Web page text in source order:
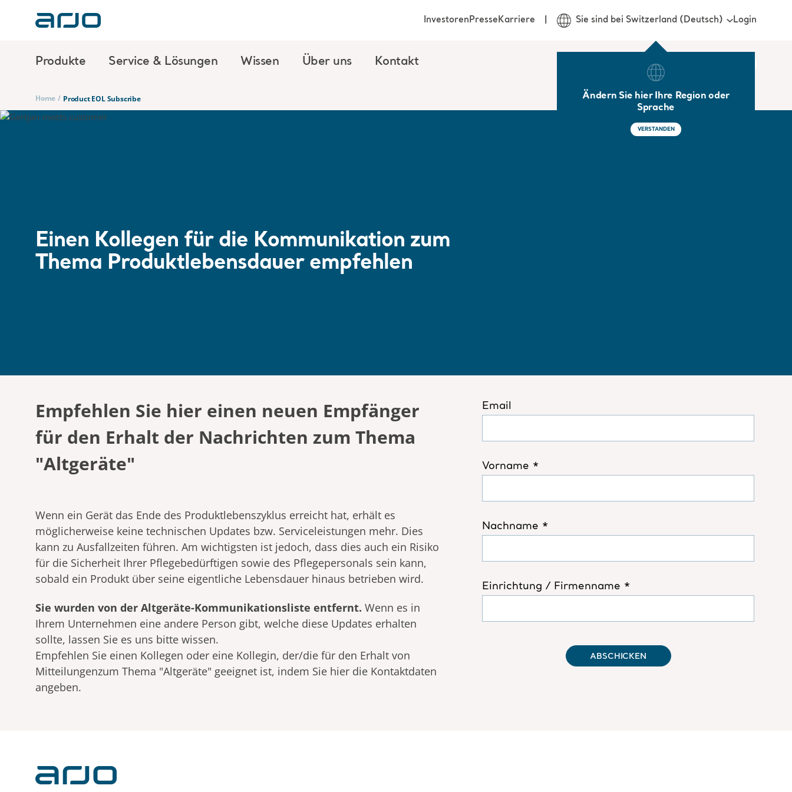
Produkte Service & Lösungen Wissen Über uns Kontakt
InvestorenPresseKarriere Sie sind bei Switzerland (Deutsch)
Ändern Sie hier Ihre Region oder
Sprache
VERSTANDEN
Login
Home / Product EOL Subscribe
Einen Kollegen für die Kommunikation zum
Thema Produktlebensdauer empfehlen
Empfehlen Sie hier einen neuen Empfänger
für den Erhalt der Nachrichten zum Thema
"Altgeräte"
Wenn ein Gerät das Ende des Produktlebenszyklus erreicht hat, erhält es
möglicherweise keine technischen Updates bzw. Serviceleistungen mehr. Dies
kann zu Ausfallzeiten führen. Am wichtigsten ist jedoch, dass dies auch ein Risiko
für die Sicherheit Ihrer Pflegebedürftigen sowie des Pflegepersonals sein kann,
sobald ein Produkt über seine eigentliche Lebensdauer hinaus betrieben wird.
Sie wurden von der Altgeräte-Kommunikationsliste entfernt. Wenn es in
Ihrem Unternehmen eine andere Person gibt, welche diese Updates erhalten
sollte, lassen Sie es uns bitte wissen.
Empfehlen Sie einen Kollegen oder eine Kollegin, der/die für den Erhalt von
Mitteilungenzum Thema "Altgeräte" geeignet ist, indem Sie hier die Kontaktdaten
angeben.